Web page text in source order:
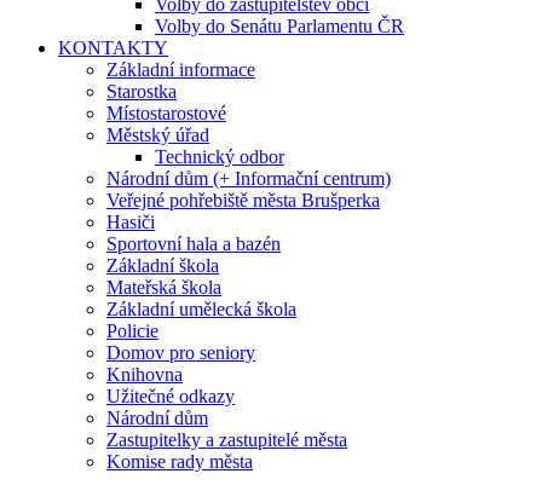
Volby do zastupitelstev obcí
Volby do Senátu Parlamentu ČR
KONTAKTY
Základní informace
Starostka
Místostarostové
Městský úřad
Technický odbor
Národní dům (+ Informační centrum)
Veřejné pohřebiště města Brušperka
Hasiči
Sportovní hala a bazén
Základní škola
Mateřská škola
Základní umělecká škola
Policie
Domov pro seniory
Knihovna
Užitečné odkazy
Národní dům
Zastupitelky a zastupitelé města
Komise rady města